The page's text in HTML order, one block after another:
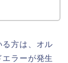
方は、オル
ラーが発生